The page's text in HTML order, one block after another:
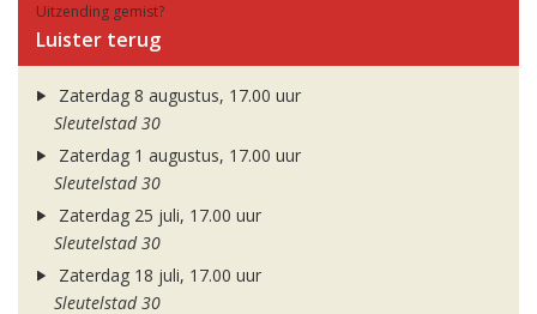
Uitzending gemist?
Luister terug
Zaterdag 8 augustus, 17.00 uur
Sleutelstad 30
Zaterdag 1 augustus, 17.00 uur
Sleutelstad 30
Zaterdag 25 juli, 17.00 uur
Sleutelstad 30
Zaterdag 18 juli, 17.00 uur
Sleutelstad 30